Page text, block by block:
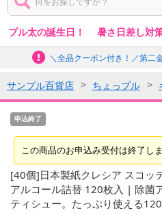
プル太の誕生日！ 暑さ日差し対
＼全品クーポン付き！／第二
サンプル百貨店 ちょっプル
申込終了
この商品のお申込み受付は終了しま
[40個]日本製紙クレシア スコッ
アルコール詰替 120枚入 | 除菌
ティシュー。たっぷり使える120